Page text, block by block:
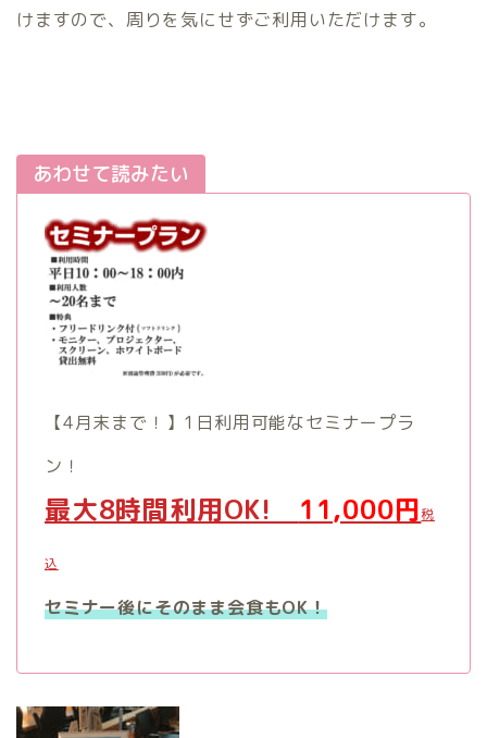
けますので、周りを気にせずご利用いただけます。
あわせて読みたい
【4月末まで！】1日利用可能なセミナープラ
ン！
最大8時間利用OK! 11,000円税
込
セミナー後にそのまま会食もOK！